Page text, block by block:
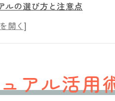
ルの選び方と注意点
チュアル活用のコツ
ける意識の持ち方
アル思考
自立へ転換する秘訣
アル活用